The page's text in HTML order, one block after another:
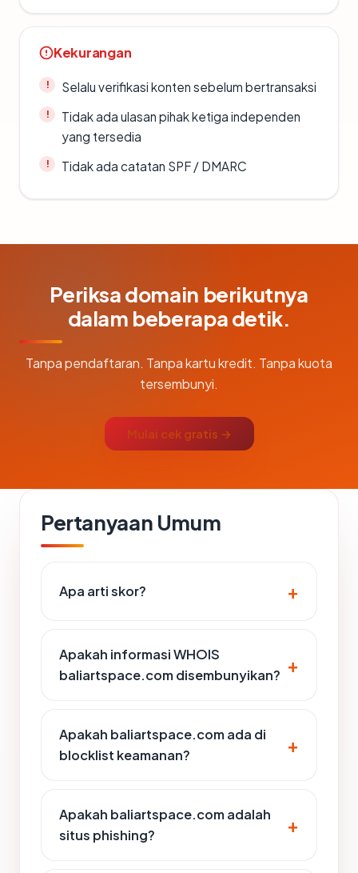
Kekurangan
Selalu verifikasi konten sebelum bertransaksi
Tidak ada ulasan pihak ketiga independen
yang tersedia
Tidak ada catatan SPF / DMARC
Periksa domain berikutnya
dalam beberapa detik.
Tanpa pendaftaran. Tanpa kartu kredit. Tanpa kuota
tersembunyi.
Mulai cek gratis →
Pertanyaan Umum
Apa arti skor?
Apakah informasi WHOIS
baliartspace.com disembunyikan?
Apakah baliartspace.com ada di
blocklist keamanan?
Apakah baliartspace.com adalah
situs phishing?